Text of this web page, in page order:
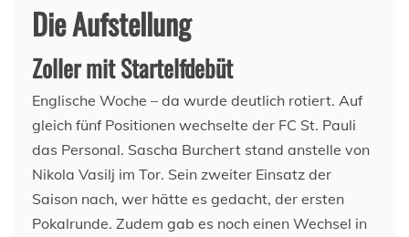
Die Aufstellung
Zoller mit Startelfdebüt
Englische Woche – da wurde deutlich rotiert. Auf
gleich fünf Positionen wechselte der FC St. Pauli
das Personal. Sascha Burchert stand anstelle von
Nikola Vasilj im Tor. Sein zweiter Einsatz der
Saison nach, wer hätte es gedacht, der ersten
Pokalrunde. Zudem gab es noch einen Wechsel in